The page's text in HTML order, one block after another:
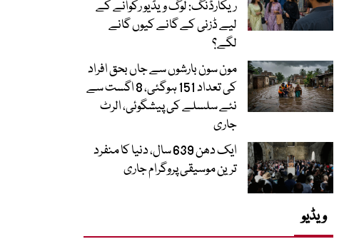
ریکارڈنگ: لوگ ویڈیو رکوانے کے
لیے ڈزنی کے گانے کیوں گانے
لگے؟
مون سون بارشوں سے جاں بحق افراد
کی تعداد 151 ہوگئی، 8 اگست سے
نئے سلسلے کی پیشگوئی، الرٹ
جاری
ایک دھن 639 سال، دنیا کا منفرد
ترین موسیقی پروگرام جاری
ویڈیو